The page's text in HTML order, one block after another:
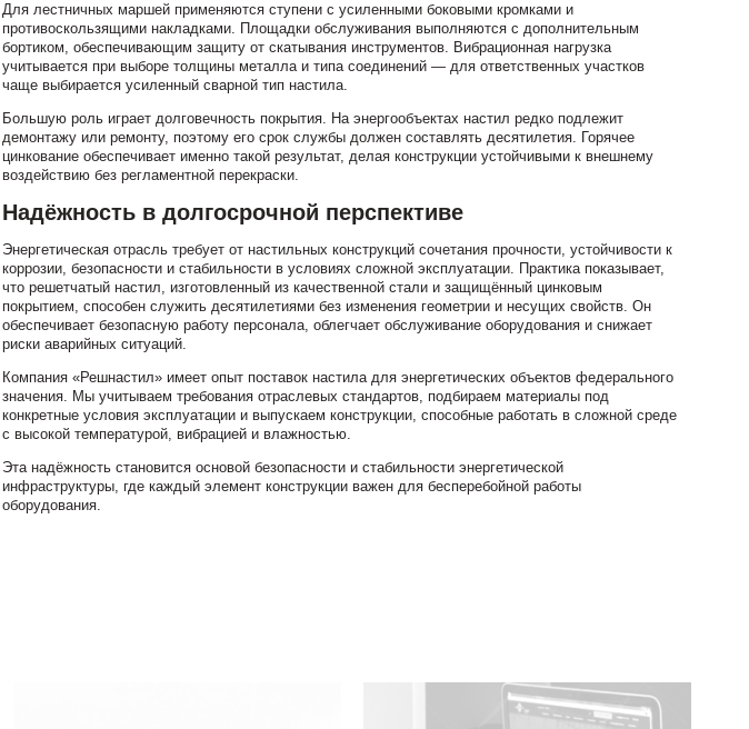
Для лестничных маршей применяются ступени с усиленными боковыми кромками и
противоскользящими накладками. Площадки обслуживания выполняются с дополнительным
бортиком, обеспечивающим защиту от скатывания инструментов. Вибрационная нагрузка
учитывается при выборе толщины металла и типа соединений — для ответственных участков
чаще выбирается усиленный сварной тип настила.
Большую роль играет долговечность покрытия. На энергообъектах настил редко подлежит
демонтажу или ремонту, поэтому его срок службы должен составлять десятилетия. Горячее
цинкование обеспечивает именно такой результат, делая конструкции устойчивыми к внешнему
воздействию без регламентной перекраски.
Надёжность в долгосрочной перспективе
Энергетическая отрасль требует от настильных конструкций сочетания прочности, устойчивости к
коррозии, безопасности и стабильности в условиях сложной эксплуатации. Практика показывает,
что решетчатый настил, изготовленный из качественной стали и защищённый цинковым
покрытием, способен служить десятилетиями без изменения геометрии и несущих свойств. Он
обеспечивает безопасную работу персонала, облегчает обслуживание оборудования и снижает
риски аварийных ситуаций.
Компания «Решнастил» имеет опыт поставок настила для энергетических объектов федерального
значения. Мы учитываем требования отраслевых стандартов, подбираем материалы под
конкретные условия эксплуатации и выпускаем конструкции, способные работать в сложной среде
с высокой температурой, вибрацией и влажностью.
Эта надёжность становится основой безопасности и стабильности энергетической
инфраструктуры, где каждый элемент конструкции важен для бесперебойной работы
оборудования.